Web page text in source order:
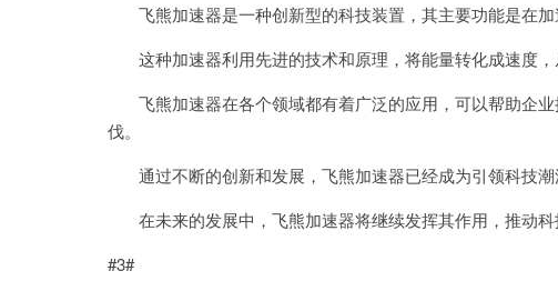
飞熊加速器是一种创新型的科技装置，其主要功能是在加
这种加速器利用先进的技术和原理，将能量转化成速度，
飞熊加速器在各个领域都有着广泛的应用，可以帮助企
伐。
通过不断的创新和发展，飞熊加速器已经成为引领科技潮
在未来的发展中，飞熊加速器将继续发挥其作用，推动科
#3#